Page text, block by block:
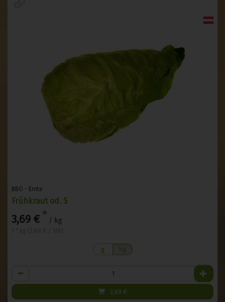
BBÖ - Ernte
Frühkraut od. S
3,69 € * / kg
g Kg
Anzahl
3,69 €